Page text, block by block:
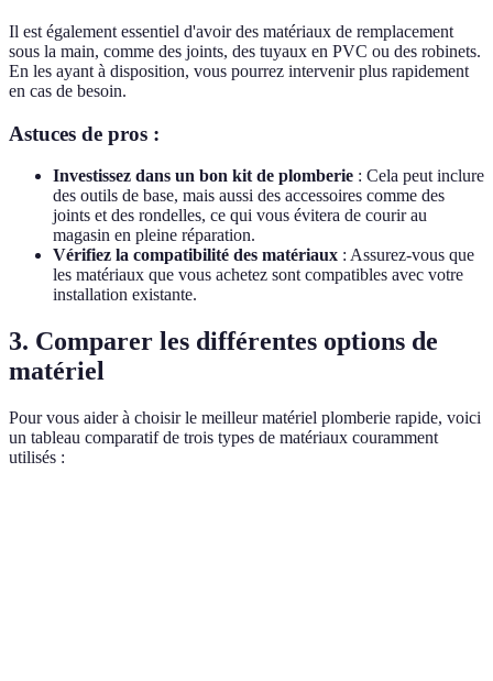
Il est également essentiel d'avoir des matériaux de remplacement
sous la main, comme des joints, des tuyaux en PVC ou des robinets.
En les ayant à disposition, vous pourrez intervenir plus rapidement
en cas de besoin.
Astuces de pros :
Investissez dans un bon kit de plomberie : Cela peut inclure
des outils de base, mais aussi des accessoires comme des
joints et des rondelles, ce qui vous évitera de courir au
magasin en pleine réparation.
Vérifiez la compatibilité des matériaux : Assurez-vous que
les matériaux que vous achetez sont compatibles avec votre
installation existante.
3. Comparer les différentes options de
matériel
Pour vous aider à choisir le meilleur matériel plomberie rapide, voici
un tableau comparatif de trois types de matériaux couramment
utilisés :